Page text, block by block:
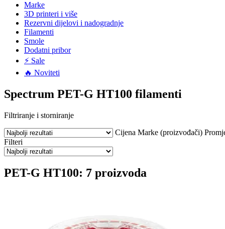
Marke
3D printeri i više
Rezervni dijelovi i nadogradnje
Filamenti
Smole
Dodatni pribor
⚡ Sale
🔥 Noviteti
Spectrum PET-G HT100 filamenti
Filtriranje i storniranje
Cijena Marke (proizvođači)
Filteri
PET-G HT100: 7 proizvoda